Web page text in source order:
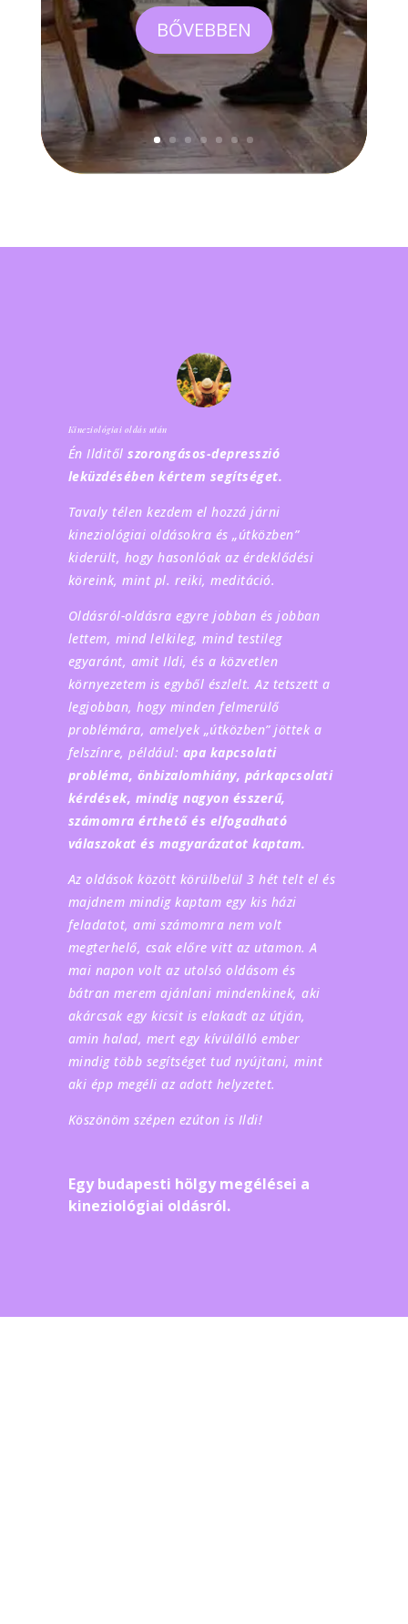
BŐVEBBEN
Kineziológiai oldás után
Én Ilditől szorongásos-depresszió
leküzdésében kértem segítséget.
Tavaly télen kezdem el hozzá járni
kineziológiai oldásokra és „útközben”
kiderült, hogy hasonlóak az érdeklődési
köreink, mint pl. reiki, meditáció.
Oldásról-oldásra egyre jobban és jobban
lettem, mind lelkileg, mind testileg
egyaránt, amit Ildi, és a közvetlen
környezetem is egyből észlelt. Az tetszett a
legjobban, hogy minden felmerülő
problémára, amelyek „útközben” jöttek a
felszínre, például: apa kapcsolati
probléma, önbizalomhiány, párkapcsolati
kérdések, mindig nagyon ésszerű,
számomra érthető és elfogadható
válaszokat és magyarázatot kaptam.
Az oldások között körülbelül 3 hét telt el és
majdnem mindig kaptam egy kis házi
feladatot, ami számomra nem volt
megterhelő, csak előre vitt az utamon. A
mai napon volt az utolsó oldásom és
bátran merem ajánlani mindenkinek, aki
akárcsak egy kicsit is elakadt az útján,
amin halad, mert egy kívülálló ember
mindig több segítséget tud nyújtani, mint
aki épp megéli az adott helyzetet.
Köszönöm szépen ezúton is Ildi!
Egy budapesti hölgy megélései a
kineziológiai oldásról.